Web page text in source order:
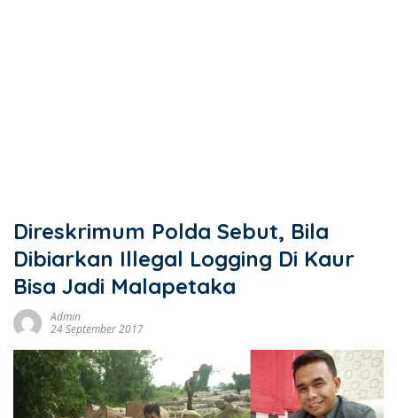
Direskrimum Polda Sebut, Bila
Dibiarkan Illegal Logging Di Kaur
Bisa Jadi Malapetaka
Admin
24 September 2017